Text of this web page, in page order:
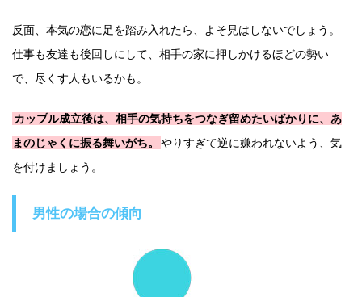
反面、本気の恋に足を踏み入れたら、よそ見はしないでしょう。
仕事も友達も後回しにして、相手の家に押しかけるほどの勢い
で、尽くす人もいるかも。
カップル成立後は、相手の気持ちをつなぎ留めたいばかりに、あ
まのじゃくに振る舞いがち。
やりすぎて逆に嫌われないよう、気
を付けましょう。
男性の場合の傾向